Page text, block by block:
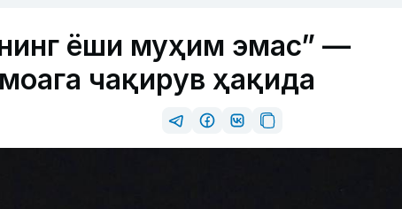
ёши муҳим эмас” —
чақирув ҳақида